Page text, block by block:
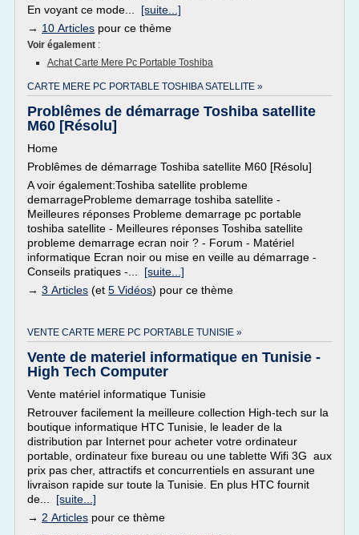
En voyant ce mode... [suite...]
→ 10 Articles pour ce thème
Voir également :
Achat Carte Mere Pc Portable Toshiba
CARTE MERE PC PORTABLE TOSHIBA SATELLITE »
Problêmes de démarrage Toshiba satellite
M60 [Résolu]
Home
Problêmes de démarrage Toshiba satellite M60 [Résolu]
A voir également:Toshiba satellite probleme
demarrageProbleme demarrage toshiba satellite -
Meilleures réponses Probleme demarrage pc portable
toshiba satellite - Meilleures réponses Toshiba satellite
probleme demarrage ecran noir ? - Forum - Matériel
informatique Ecran noir ou mise en veille au démarrage -
Conseils pratiques -... [suite...]
→ 3 Articles (et 5 Vidéos) pour ce thème
VENTE CARTE MERE PC PORTABLE TUNISIE »
Vente de materiel informatique en Tunisie -
High Tech Computer
Vente matériel informatique Tunisie
Retrouver facilement la meilleure collection High-tech sur la
boutique informatique HTC Tunisie, le leader de la
distribution par Internet pour acheter votre ordinateur
portable, ordinateur fixe bureau ou une tablette Wifi 3G aux
prix pas cher, attractifs et concurrentiels en assurant une
livraison rapide sur toute la Tunisie. En plus HTC fournit
de... [suite...]
→ 2 Articles pour ce thème